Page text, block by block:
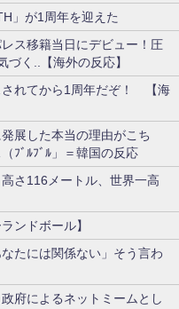
」が1周年を迎えた
ス移籍当日にデビュー！圧
づく..【海外の反応】
されてから1周年だぞ！ 【海
展した本当の理由がこち
ﾌﾞﾙﾌﾞﾙ」＝韓国の反応
さ116メートル、世界一高
ンドボール】
たには関係ない」そう言わ
府によるネットミームとし